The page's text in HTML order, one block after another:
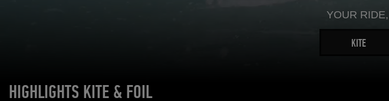
YOUR
KITE
HIGHLIGHTS KITE & FOIL